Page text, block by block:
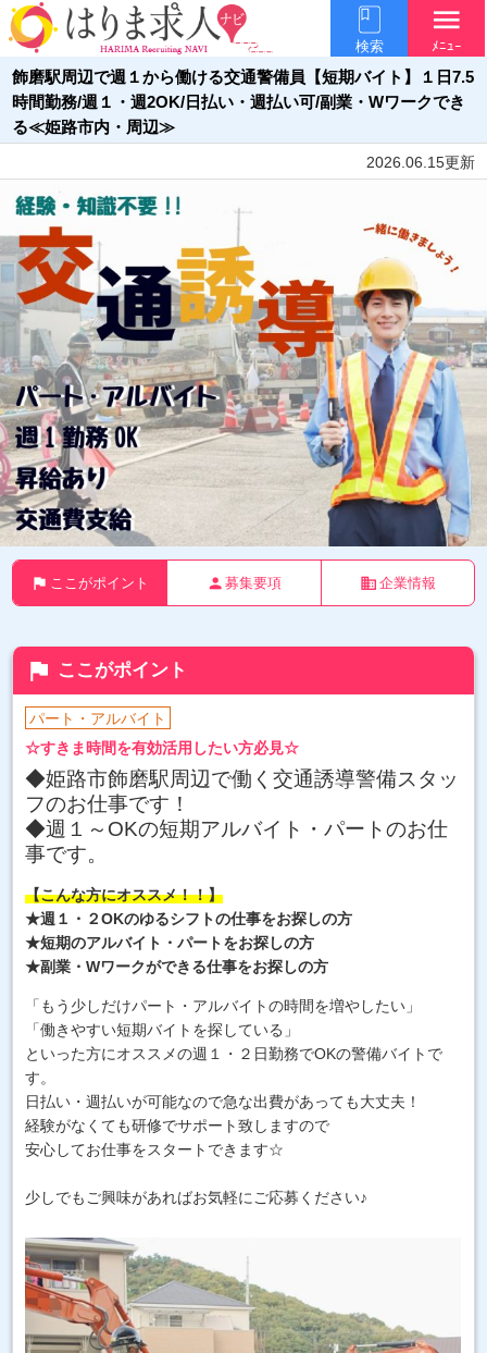
検索
menu
ﾒﾆｭｰ
飾磨駅周辺で週１から働ける交通警備員【短期バイト】１日7.5
時間勤務/週１・週2OK/日払い・週払い可/副業・Wワークでき
る≪姫路市内・周辺≫
2026.06.15更新
flag ここがポイント person 募集要項 business 企業情報
flag ここがポイント
パート・アルバイト
☆すきま時間を有効活用したい方必見☆
◆姫路市飾磨駅周辺で働く交通誘導警備スタッ
フのお仕事です！
◆週１～OKの短期アルバイト・パートのお仕
事です。
【こんな方にオススメ！！】
★週１・２OKのゆるシフトの仕事をお探しの方
★短期のアルバイト・パートをお探しの方
★副業・Wワークができる仕事をお探しの方
「もう少しだけパート・アルバイトの時間を増やしたい」
「働きやすい短期バイトを探している」
といった方にオススメの週１・２日勤務でOKの警備バイトで
す。
日払い・週払いが可能なので急な出費があっても大丈夫！
経験がなくても研修でサポート致しますので
安心してお仕事をスタートできます☆
少しでもご興味があればお気軽にご応募ください♪